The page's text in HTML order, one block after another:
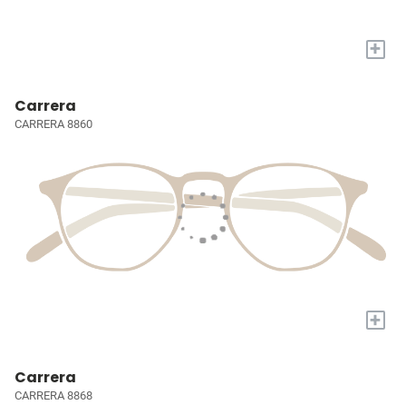
+
Carrera
CARRERA 8860
+
Carrera
CARRERA 8868